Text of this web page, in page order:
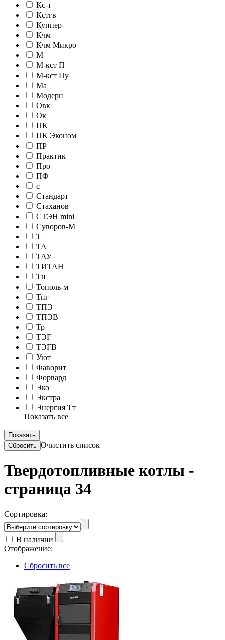
Кс-т
Кстгв
Куппер
Кчм
Кчм Микро
М
М-кст П
М-кст Пу
Ма
Модерн
Овк
Ок
ПК
ПК Эконом
ПР
Практик
Про
ПФ
с
Стандарт
Стаханов
СТЭН mini
Суворов-М
Т
ТА
ТАУ
ТИТАН
Тн
Тополь-м
Тпг
ТПЭ
ТПЭВ
Тр
ТЭГ
ТЭГВ
Уют
Фаворит
Форвард
Эко
Экстра
Энергия Тт
Показать все
Очистить список
Твердотопливные котлы -
страница 34
Сортировка:
В наличии
Отображение:
Сбросить все